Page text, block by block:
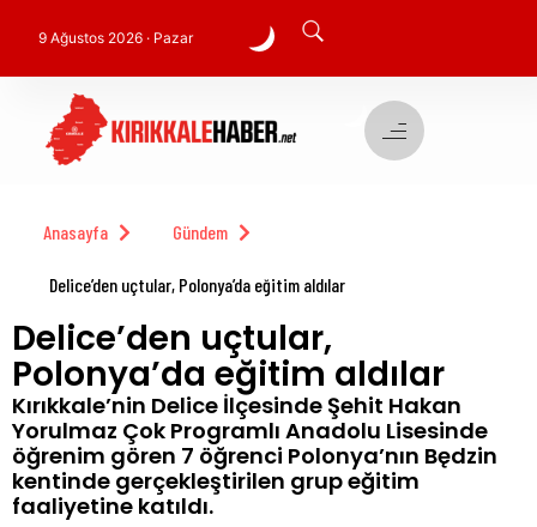
9 Ağustos 2026 · Pazar
Anasayfa Gündem
Delice’den uçtular, Polonya’da eğitim aldılar
Delice’den uçtular,
Polonya’da eğitim aldılar
Kırıkkale’nin Delice İlçesinde Şehit Hakan
Yorulmaz Çok Programlı Anadolu Lisesinde
öğrenim gören 7 öğrenci Polonya’nın Będzin
kentinde gerçekleştirilen grup eğitim
faaliyetine katıldı.